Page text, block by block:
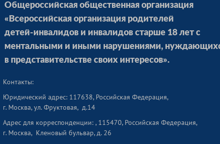
Общероссийская общественная организация
«Всероссийская организация родителей
детей-инвалидов и инвалидов старше 18 лет с
ментальными и иными нарушениями,
в представительстве своих интересов».
Контакты:
Юридический адрес: 117638, Российская Федерация,
г. Москва, ул. Фруктовая, д.14
Адрес для корреспонденции: , 115470, Российская Федерация,
г. Москва, Кленовый бульвар, д. 26